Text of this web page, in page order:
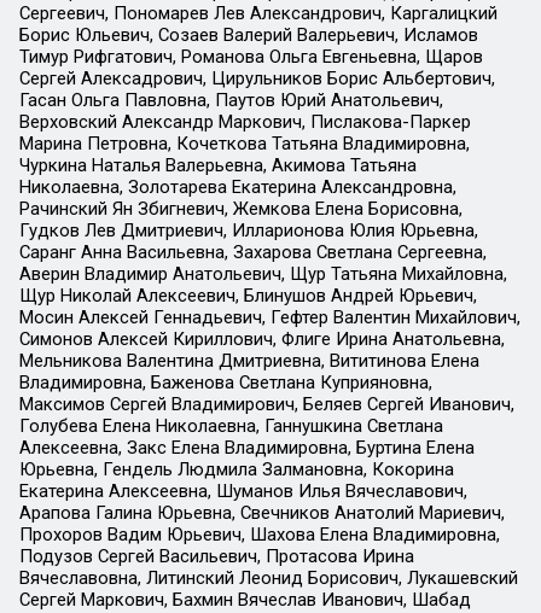
Сергеевич, Пономарев Лев Александрович, Каргалицкий
Борис Юльевич, Созаев Валерий Валерьевич, Исламов
Тимур Рифгатович, Романова Ольга Евгеньевна, Щаров
Сергей Алексадрович, Цирульников Борис Альбертович,
Гасан Ольга Павловна, Паутов Юрий Анатольевич,
Верховский Александр Маркович, Пислакова-Паркер
Марина Петровна, Кочеткова Татьяна Владимировна,
Чуркина Наталья Валерьевна, Акимова Татьяна
Николаевна, Золотарева Екатерина Александровна,
Рачинский Ян Збигневич, Жемкова Елена Борисовна,
Гудков Лев Дмитриевич, Илларионова Юлия Юрьевна,
Саранг Анна Васильевна, Захарова Светлана Сергеевна,
Аверин Владимир Анатольевич, Щур Татьяна Михайловна,
Щур Николай Алексеевич, Блинушов Андрей Юрьевич,
Мосин Алексей Геннадьевич, Гефтер Валентин Михайлович,
Симонов Алексей Кириллович, Флиге Ирина Анатольевна,
Мельникова Валентина Дмитриевна, Вититинова Елена
Владимировна, Баженова Светлана Куприяновна,
Максимов Сергей Владимирович, Беляев Сергей Иванович,
Голубева Елена Николаевна, Ганнушкина Светлана
Алексеевна, Закс Елена Владимировна, Буртина Елена
Юрьевна, Гендель Людмила Залмановна, Кокорина
Екатерина Алексеевна, Шуманов Илья Вячеславович,
Арапова Галина Юрьевна, Свечников Анатолий Мариевич,
Прохоров Вадим Юрьевич, Шахова Елена Владимировна,
Подузов Сергей Васильевич, Протасова Ирина
Вячеславовна, Литинский Леонид Борисович, Лукашевский
Сергей Маркович, Бахмин Вячеслав Иванович, Шабад